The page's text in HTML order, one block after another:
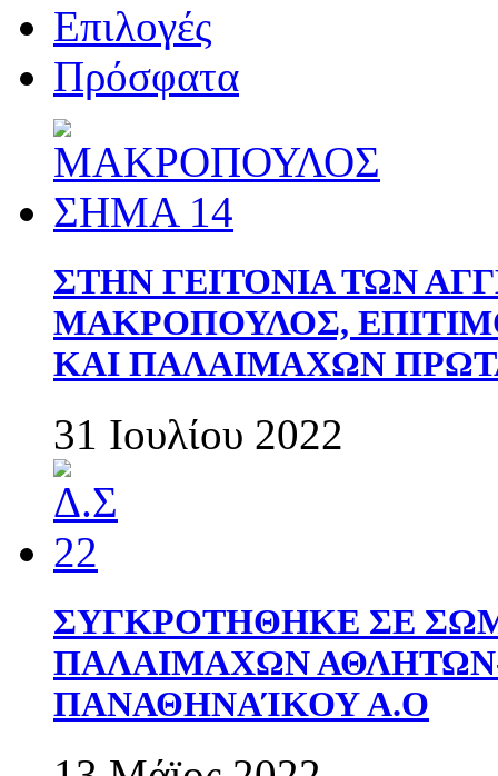
Επιλογές
Πρόσφατα
ΣΤΗΝ ΓΕΙΤΟΝΙΑ ΤΩΝ
ΜΑΚΡΟΠΟΥΛΟΣ,
ΚΑΙ ΠΑΛΑΙΜΑΧΩΝ
31 Ιουλίου 2022
ΣΥΓΚΡΟΤΗΘΗΚΕ ΣΕ
ΠΑΛΑΙΜΑΧΩΝ
ΠΑΝΑΘΗΝΑΊΚΟΥ Α.Ο